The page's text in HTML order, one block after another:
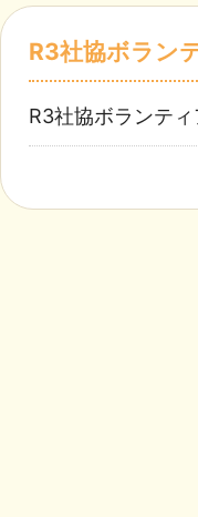
R3社協ボラン
R3社協ボランテ